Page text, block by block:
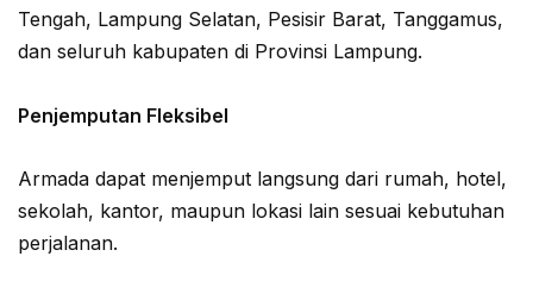
Tengah, Lampung Selatan, Pesisir Barat, Tanggamus,
dan seluruh kabupaten di Provinsi Lampung.
Penjemputan Fleksibel
Armada dapat menjemput langsung dari rumah, hotel,
sekolah, kantor, maupun lokasi lain sesuai kebutuhan
perjalanan.